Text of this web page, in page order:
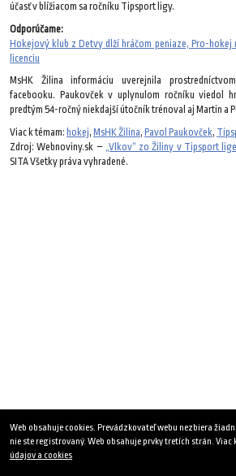
účasť v blížiacom sa ročníku Tipsport ligy.
Odporúčame:
Hokejový klub z Detvy dlží hráčom peniaze, Pro-
licenciu
MsHK Žilina informáciu uverejnila
facebooku. Paukovček v uplynulom ročníku viedol
predtým 54-ročný niekdajší útočník trénoval aj Martin a
Viac k témam: hokej, MsHK Žilina, Pavol Paukovček,
Zdroj: Webnoviny.sk – „Vlkov“ zo Žiliny v Tipsport
SITA Všetky práva vyhradené.
Web obsahuje cookies. Prevádzkovateľ webu nezbiera
nie ste registrovaný. Web obsahuje prvky tretích strán. Viac
údajov a cookies